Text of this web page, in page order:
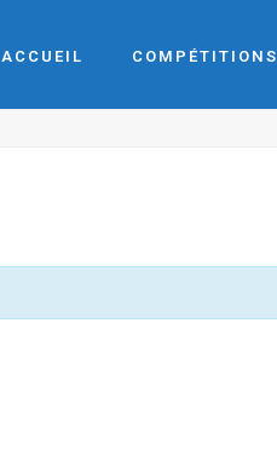
ACCUEIL COMPÉTITIONS